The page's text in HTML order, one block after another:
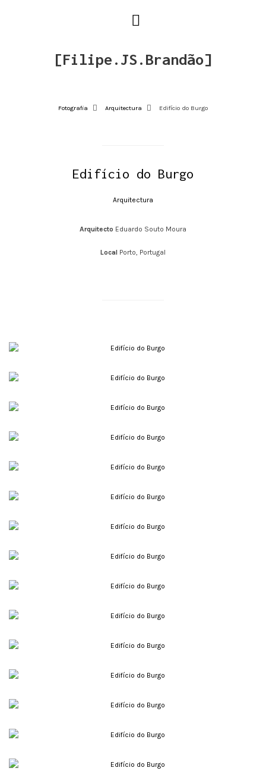
[Filipe.JS.Brandão]
Fotografia Arquitectura Edifício do Burgo
Edifício do Burgo
Arquitectura
Arquitecto Eduardo Souto Moura
Local Porto, Portugal